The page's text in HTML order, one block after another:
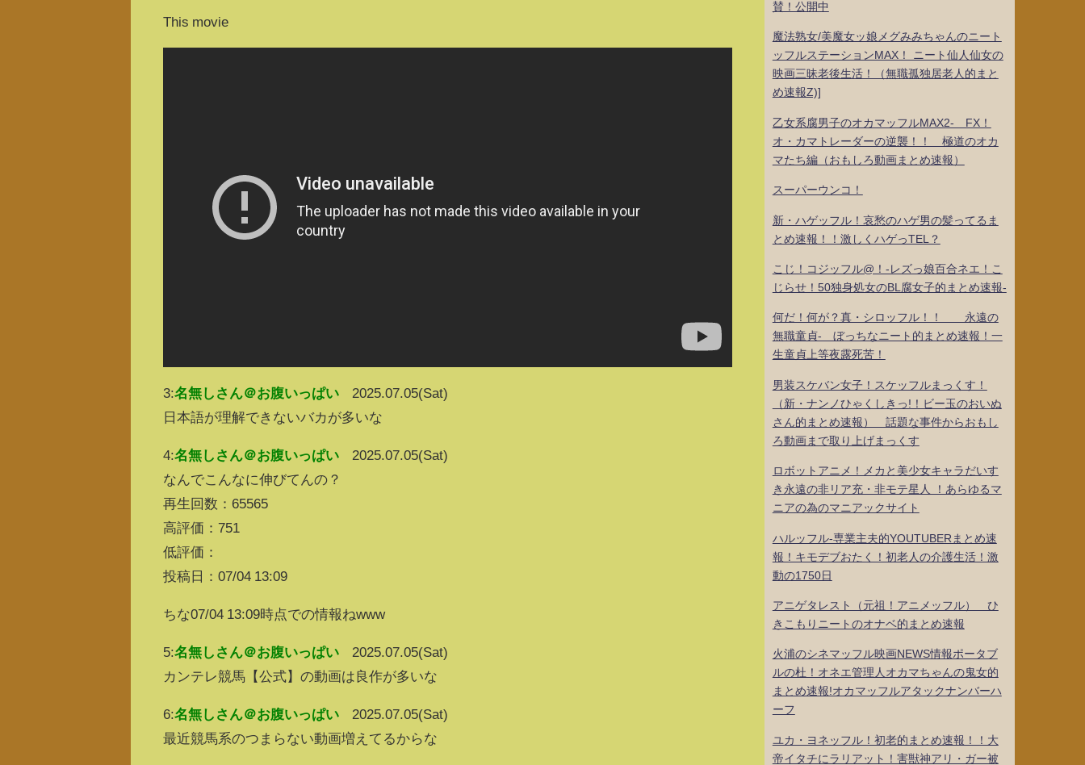
This movie
3:名無しさん＠お腹いっぱい
2025.07.05(Sat)
日本語が理解できないバカが多いな
4:名無しさん＠お腹いっぱい
2025.07.05(Sat)
なんでこんなに伸びてんの？
再生回数：65565
高評価：751
低評価：
投稿日：07/04 13:09
ちな07/04 13:09時点での情報ねwww
5:名無しさん＠お腹いっぱい
2025.07.05(Sat)
カンテレ競馬【公式】の動画は良作が多いな
6:名無しさん＠お腹いっぱい
2025.07.05(Sat)
最近競馬系のつまらない動画増えてるからな
賛！公開中
魔法熟女/美魔女ッ娘メグみみちゃんのニート
ッフルステーションMAX！ ニート仙人仙女の
映画三昧老後生活！（無職孤独居老人的まと
め速報Z)]
乙女系腐男子のオカマッフルMAX2- FX！
オ・カマトレーダーの逆襲！！ 極道のオカ
マたち編（おもしろ動画まとめ速報）
スーパーウンコ！
新・ハゲッフル！哀愁のハゲ男の髪ってるま
とめ速報！！激しくハゲっTEL？
こじ！コジッフル@！-レズっ娘百合ネエ！こ
じらせ！50独身処女のBL腐女子的まとめ速報-
何だ！何が？真・シロッフル！！ 永遠の
無職童貞- ぼっちなニート的まとめ速報！一
生童貞上等夜露死苦！
男装スケバン女子！スケッフルまっくす！
（新・ナンノひゃくしきっ!！ビー玉のおいぬ
さん的まとめ速報） 話題な事件からおもし
ろ動画まで取り上げまっくす
ロボットアニメ！メカと美少女キャラだいす
き永遠の非リア充・非モテ星人 ！あらゆるマ
ニアの為のマニアックサイト
ハルッフル-専業主夫的YOUTUBERまとめ速
報！キモデブおたく！初老人の介護生活！激
動の1750日
アニゲタレスト（元祖！アニメッフル） ひ
きこもりニートのオナベ的まとめ速報
火浦のシネマッフル映画NEWS情報ポータブ
ルの杜！オネエ管理人オカマちゃんの鬼女的
まとめ速報!オカマッフルアタックナンバーハ
ーフ
ユカ・ヨネッフル！初老的まとめ速報！！大
帝イタチにラリアット！害獣神アリ・ガー被